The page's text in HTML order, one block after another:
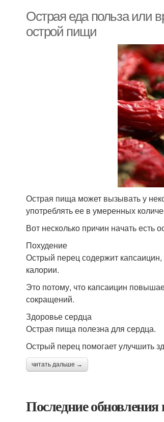
Острая еда польза или
острой пищи
Острая пища может вызывать у
употреблять ее в умеренных
Вот несколько причин начать есть
Похудение
Острый перец содержит
калории.
Это потому, что капсаицин
сокращений.
Здоровье сердца
Острая пища полезна для сердца.
Острый перец помогает улучшить
читать дальше →
Последние обновления